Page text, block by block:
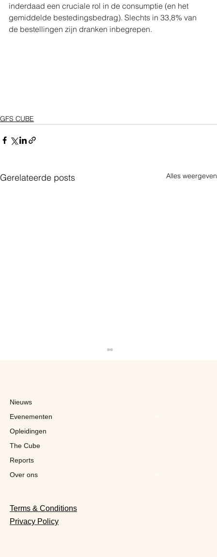
inderdaad een cruciale rol in de consumptie (en het
gemiddelde bestedingsbedrag). Slechts in 33,8% van
de bestellingen zijn dranken inbegrepen.
GFS CUBE
Gerelateerde posts Alles weergeven
“The Cube”, het dataplatform dat alle
facetten van de foodservice onthult
Nieuws
Evenementen
Opleidingen
The Cube
Reports
Over ons
Terms & Conditions
Privacy Policy